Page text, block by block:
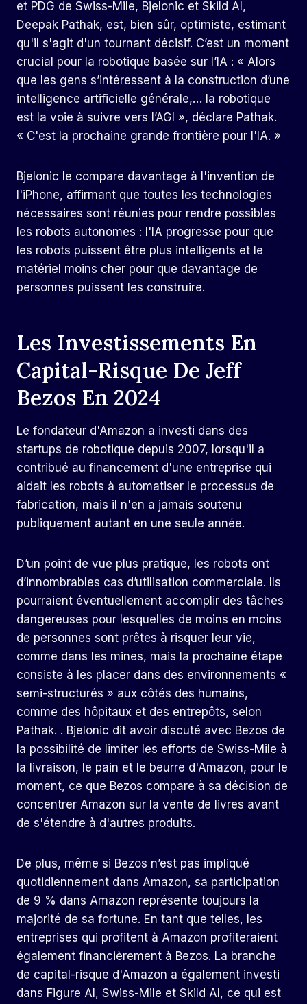
et PDG de Swiss-Mile, Bjelonic et Skild AI,
Deepak Pathak, est, bien sûr, optimiste, estimant
qu'il s'agit d'un tournant décisif. C’est un moment
crucial pour la robotique basée sur l’IA : « Alors
que les gens s’intéressent à la construction d’une
intelligence artificielle générale,… la robotique
est la voie à suivre vers l’AGI », déclare Pathak.
« C'est la prochaine grande frontière pour l'IA. »
Bjelonic le compare davantage à l'invention de
l'iPhone, affirmant que toutes les technologies
nécessaires sont réunies pour rendre possibles
les robots autonomes : l'IA progresse pour que
les robots puissent être plus intelligents et le
matériel moins cher pour que davantage de
personnes puissent les construire.
Les Investissements En
Capital-Risque De Jeff
Bezos En 2024
Le fondateur d'Amazon a investi dans des
startups de robotique depuis 2007, lorsqu'il a
contribué au financement d'une entreprise qui
aidait les robots à automatiser le processus de
fabrication, mais il n'en a jamais soutenu
publiquement autant en une seule année.
D’un point de vue plus pratique, les robots ont
d’innombrables cas d’utilisation commerciale. Ils
pourraient éventuellement accomplir des tâches
dangereuses pour lesquelles de moins en moins
de personnes sont prêtes à risquer leur vie,
comme dans les mines, mais la prochaine étape
consiste à les placer dans des environnements «
semi-structurés » aux côtés des humains,
comme des hôpitaux et des entrepôts, selon
Pathak. . Bjelonic dit avoir discuté avec Bezos de
la possibilité de limiter les efforts de Swiss-Mile à
la livraison, le pain et le beurre d'Amazon, pour le
moment, ce que Bezos compare à sa décision de
concentrer Amazon sur la vente de livres avant
de s'étendre à d'autres produits.
De plus, même si Bezos n’est pas impliqué
quotidiennement dans Amazon, sa participation
de 9 % dans Amazon représente toujours la
majorité de sa fortune. En tant que telles, les
entreprises qui profitent à Amazon profiteraient
également financièrement à Bezos. La branche
de capital-risque d'Amazon a également investi
dans Figure AI, Swiss-Mile et Skild AI, ce qui est